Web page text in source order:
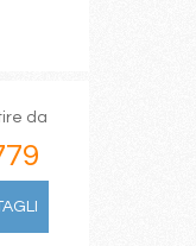
da